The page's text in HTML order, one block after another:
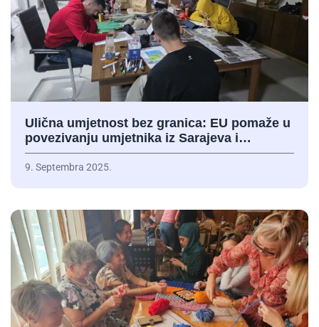
Ulična umjetnost bez granica: EU pomaže u
povezivanju umjetnika iz Sarajeva i…
9. Septembra 2025.